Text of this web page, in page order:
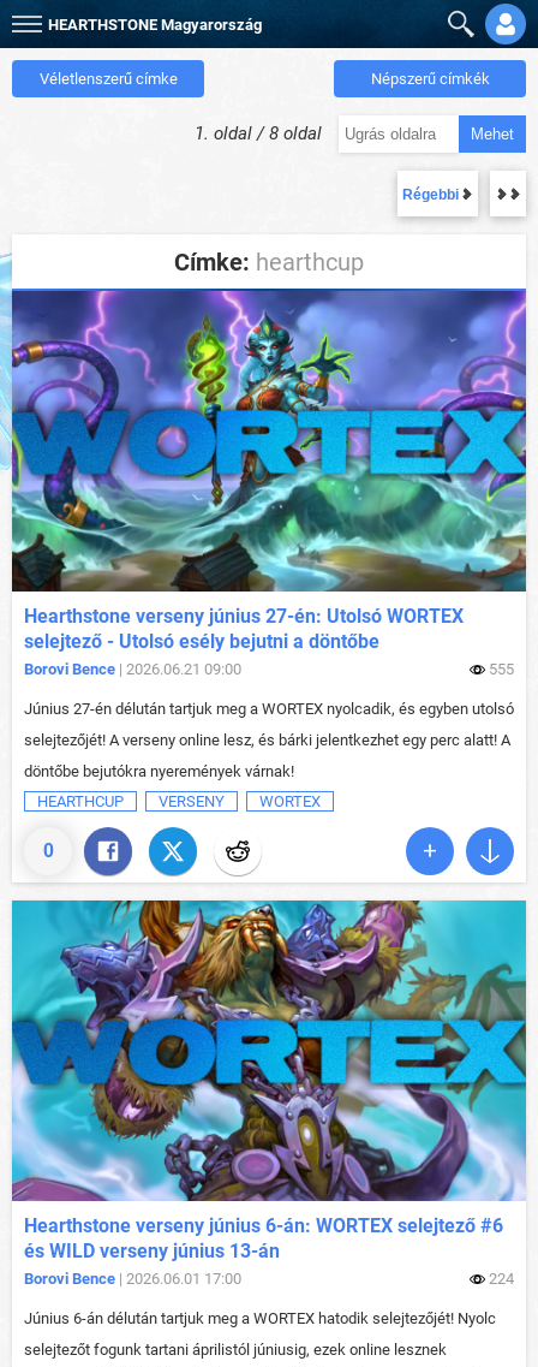
HEARTHSTONE Magyarország
Véletlenszerű címke Népszerű címkék
1. oldal / 8 oldal Mehet
Régebbi
Címke: hearthcup
0
Hearthstone verseny június 27-én: Utolsó WORTEX
selejtező - Utolsó esély bejutni a döntőbe
Borovi Bence | 2026.06.21 09:00 555
Június 27-én délután tartjuk meg a WORTEX nyolcadik, és egyben utolsó
selejtezőjét! A verseny online lesz, és bárki jelentkezhet egy perc alatt! A
döntőbe bejutókra nyeremények várnak!
HEARTHCUP
VERSENY WORTEX
Hearthstone verseny június 6-án: WORTEX selejtező #6
és WILD verseny június 13-án
Borovi Bence | 2026.06.01 17:00 224
Június 6-án délután tartjuk meg a WORTEX hatodik selejtezőjét! Nyolc
selejtezőt fogunk tartani áprilistól júniusig, ezek online lesznek